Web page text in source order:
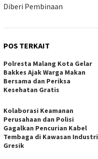
Diberi Pembinaan
POS TERKAIT
Polresta Malang Kota Gelar
Bakkes Ajak Warga Makan
Bersama dan Periksa
Kesehatan Gratis
Kolaborasi Keamanan
Perusahaan dan Polisi
Gagalkan Pencurian Kabel
Tembaga di Kawasan Industri
Gresik